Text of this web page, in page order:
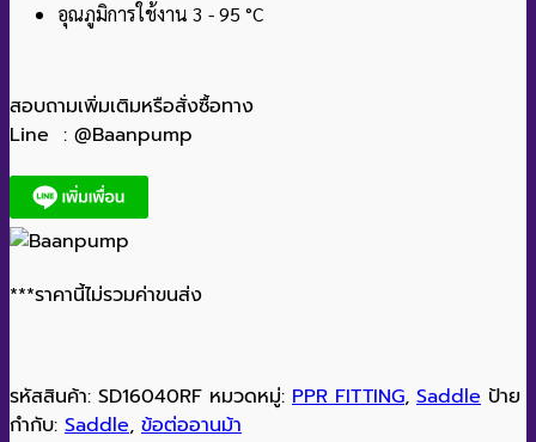
อุณภูมิการใช้งาน 3 - 95 °C
สอบถามเพิ่มเติมหรือสั่งซื้อทาง
Line : @Baanpump
***ราคานี้ไม่รวมค่าขนส่ง
รหัสสินค้า: SD16040RF หมวดหมู่: PPR FITTING, Saddle ป้าย
กำกับ: Saddle, ข้อต่ออานม้า